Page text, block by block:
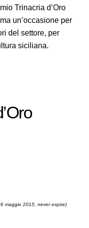
Trinacria d’Oro
un’occasione per
del settore, per
siciliana.
maggio 2015, never expire)